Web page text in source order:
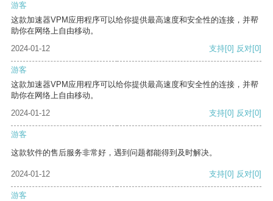
游客
这款加速器VPM应用程序可以给你提供最高速度和安全性的连接，并帮
助你在网络上自由移动。
2024-01-12
支持[0] 反对[0]
游客
这款加速器VPM应用程序可以给你提供最高速度和安全性的连接，并帮
助你在网络上自由移动。
2024-01-12
支持[0] 反对[0]
游客
这款软件的售后服务非常好，遇到问题都能得到及时解决。
2024-01-12 支持[0] 反对[0]
游客